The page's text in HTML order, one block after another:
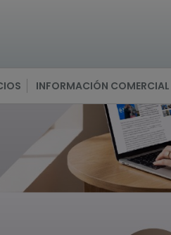
INFORMACIÓN COMERCIAL